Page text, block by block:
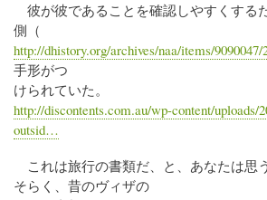
彼が彼であることを確認しやすくする
側（
http://dhistory.org/archives/naa/items/9090047/
手形がつ
けられていた。
http://discontents.com.au/wp-content/uploads/
outsid…
これは旅行の書類だ、と、あなたは思
そらく、昔のヴィザの